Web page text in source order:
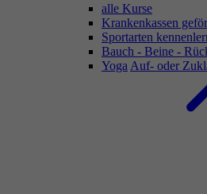
alle Kurse
Krankenkassen
Sportarten
Bauch - Beine -
Yoga Auf- oder